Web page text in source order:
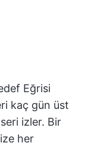
Eğrisi
kaç gün üst
izler. Bir
her